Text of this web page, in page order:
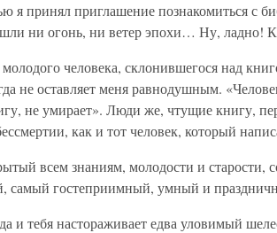
я принял приглашение познакомиться с
ни огонь, ни ветер эпохи… Ну, ладно!
человека, склонившегося над
не оставляет меня равнодушным.
не умирает». Люди же, чтущие книгу,
как и тот человек, который
всем знаниям, молодости и старости,
самый гостеприимный, умный и
и тебя настораживает едва уловимый